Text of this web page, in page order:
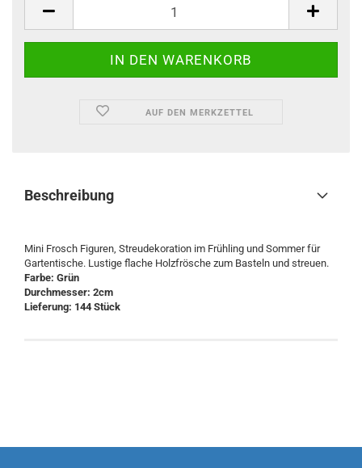
AUF DEN MERKZETTEL
Beschreibung
Mini Frosch Figuren, Streudekoration im Frühling und Sommer für
Gartentische. Lustige flache Holzfrösche zum Basteln und streuen.
Farbe: Grün
Durchmesser: 2cm
Lieferung: 144 Stück